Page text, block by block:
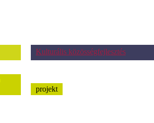
Kulturális közösségfejlesztés
projekt